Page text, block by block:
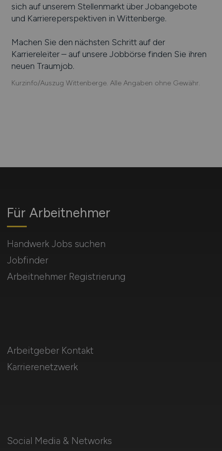
sich auf unserem Stellenmarkt über Jobangebote
und Karriereperspektiven in Wittenberge.
Machen Sie den nächsten Schritt auf der
Karriereleiter – auf unsere Jobbörse finden Sie ihren
neuen Traumjob.
Kurzinfo/Auszug Wittenberge. Alle Angaben ohne Gewähr.
Für Arbeitnehmer
Handwerk Jobs suchen
Jobfinder
Arbeitnehmer Registrierung
Social Media & Networks
Arbeitgeber Kontakt
Karrierenetzwerk